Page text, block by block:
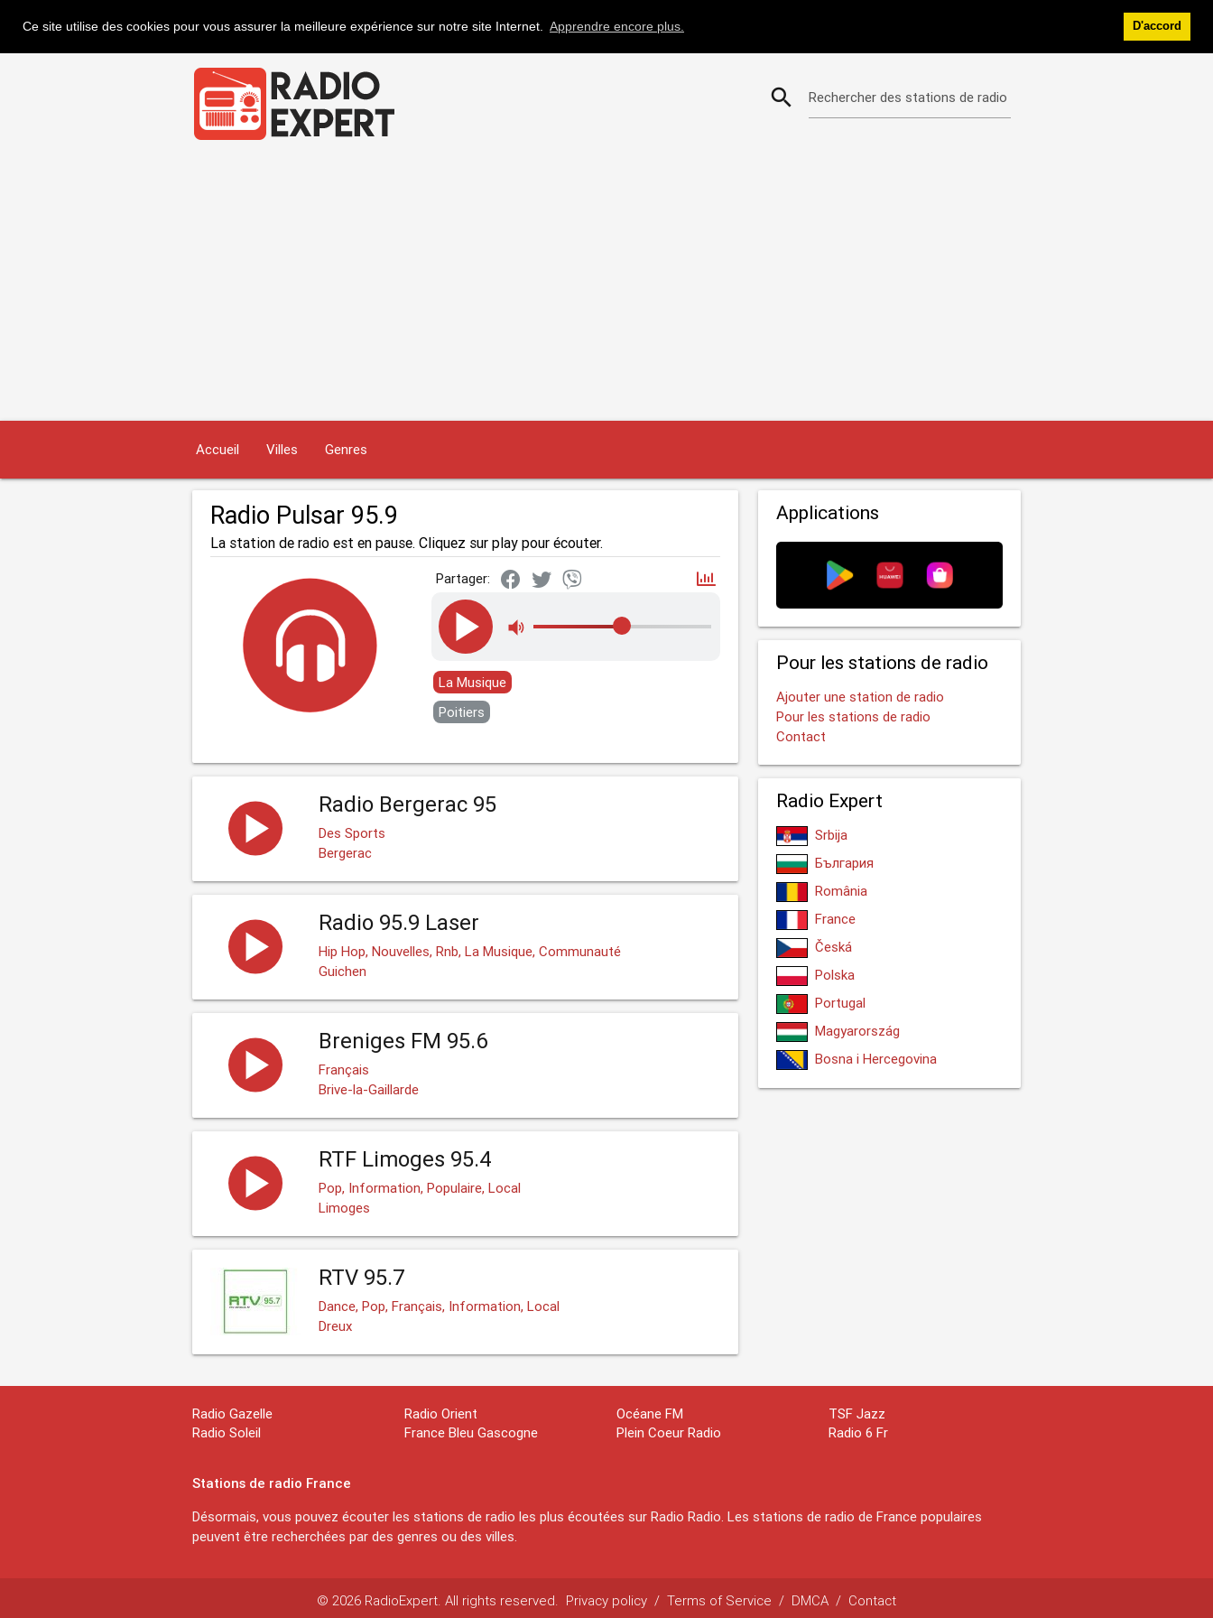
Ce site utilise des cookies pour vous assurer la meilleure expérience sur notre site Internet. Apprendre encore plus. D'accord
search Rechercher des stations de radio
Accueil Villes Genres
Radio Pulsar 95.9
La station de radio est en pause. Cliquez sur play pour écouter.
Partager:
La Musique
Poitiers
Radio Bergerac 95
Des Sports
Bergerac
Radio 95.9 Laser
Hip Hop, Nouvelles, Rnb, La Musique, Communauté
Guichen
Breniges FM 95.6
Français
Brive-la-Gaillarde
RTF Limoges 95.4
Pop, Information, Populaire, Local
Limoges
RTV 95.7
Dance, Pop, Français, Information, Local
Dreux
Applications
Pour les stations de radio
Ajouter une station de radio
Pour les stations de radio
Contact
Radio Expert
Srbija
България
România
France
Česká
Polska
Portugal
Magyarország
Bosna i Hercegovina
Radio Gazelle
Radio Soleil
Radio Orient
France Bleu Gascogne
Océane FM
Plein Coeur Radio
TSF Jazz
Radio 6 Fr
Stations de radio France
Désormais, vous pouvez écouter les stations de radio les plus écoutées sur Radio Radio. Les stations de radio de France populaires
peuvent être recherchées par des genres ou des villes.
© 2026 RadioExpert. All rights reserved. Privacy policy / Terms of Service / DMCA / Contact